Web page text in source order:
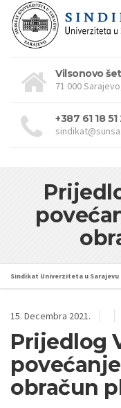
Vilsonovo
71 000
+387 61 18 51
Sindikat Univerziteta u Sarajevu
15. Decembra 2021.
Prijedlog
obračun